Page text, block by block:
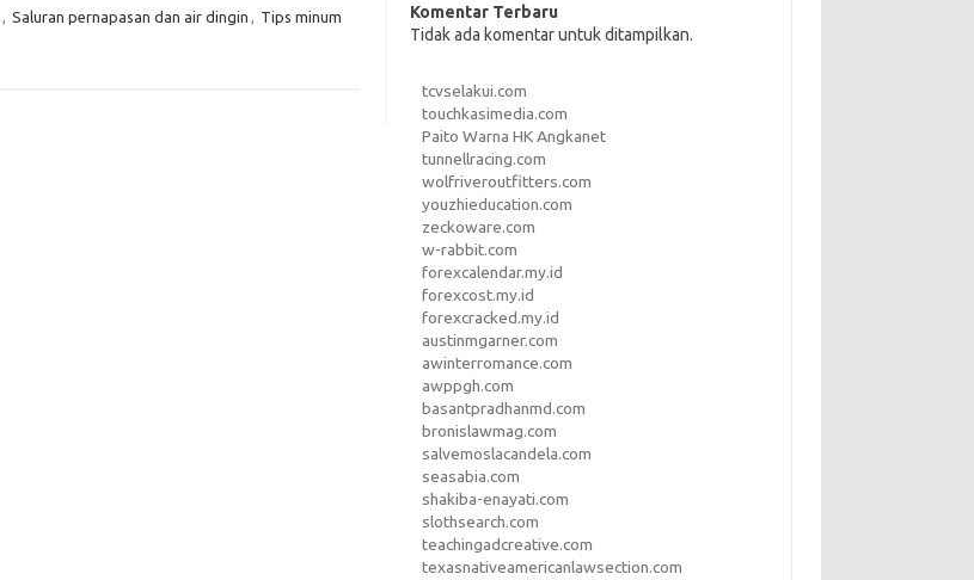
, Saluran pernapasan dan air dingin , Tips minum
Komentar Terbaru
Tidak ada komentar untuk ditampilkan.
tcvselakui.com
touchkasimedia.com
Paito Warna HK Angkanet
tunnellracing.com
wolfriveroutfitters.com
youzhieducation.com
zeckoware.com
w-rabbit.com
forexcalendar.my.id
forexcost.my.id
forexcracked.my.id
austinmgarner.com
awinterromance.com
awppgh.com
basantpradhanmd.com
bronislawmag.com
salvemoslacandela.com
seasabia.com
shakiba-enayati.com
slothsearch.com
teachingadcreative.com
texasnativeamericanlawsection.com